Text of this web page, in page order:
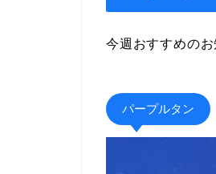
今週おすすめのお
パープルタン